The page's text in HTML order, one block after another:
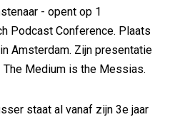
- opent op 1
Podcast Conference. Plaats
Amsterdam. Zijn presentatie
Medium is the Messias.
staat al vanaf zijn 3e jaar